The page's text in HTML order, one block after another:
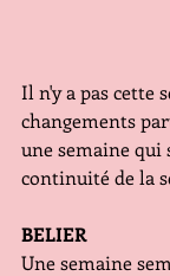
Il n'y a pas cette
changements
une semaine qui
continuité de la
BELIER
Une semaine